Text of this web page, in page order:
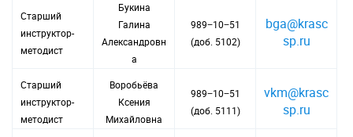
Старший
инструктор-
методист
Букина
Галина
Александровн
а
989−10−51
(доб. 5102)
bga@krasc
sp.ru
Старший
инструктор-
методист
Воробьёва
Ксения
Михайловна
989−10−51
(доб. 5111)
vkm@krasc
sp.ru